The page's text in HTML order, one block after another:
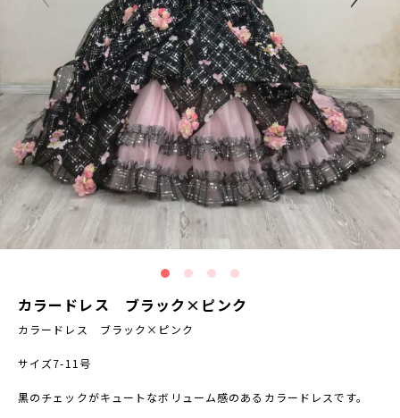
カラードレス ブラック×ピンク
カラードレス ブラック×ピンク
サイズ7-11号
黒のチェックがキュートなボリューム感のあるカラードレスです。